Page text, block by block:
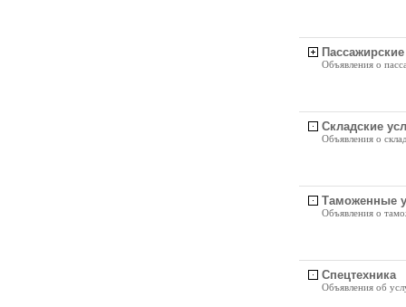
Объявления о
Складские
Объявления о
Таможенные
Объявления о
Спецтехника
Объявления об